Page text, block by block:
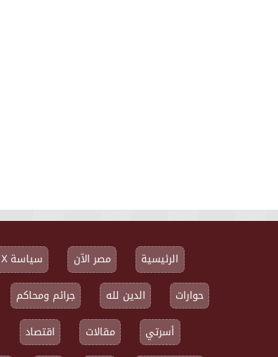
الرئيسية مصر الآن سياسة X سياسة
حوارات
الدين لله جرائم ومحاكم
أسرتي
مقالات اقتصاد